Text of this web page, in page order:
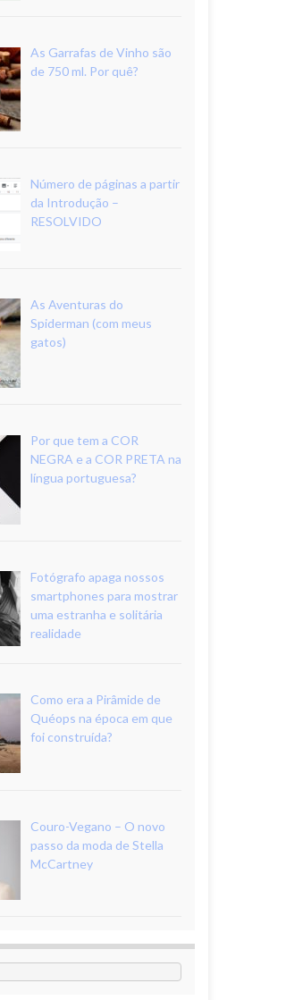
As Garrafas de Vinho são
de 750 ml. Por quê?
Número de páginas a partir
da Introdução –
RESOLVIDO
As Aventuras do
Spiderman (com meus
gatos)
Por que tem a COR
NEGRA e a COR PRETA na
língua portuguesa?
Fotógrafo apaga nossos
smartphones para mostrar
uma estranha e solitária
realidade
Como era a Pirâmide de
Quéops na época em que
foi construída?
Couro-Vegano – O novo
passo da moda de Stella
McCartney